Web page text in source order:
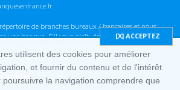
de branches bureaux / bancaires et nous
une banque. S'il vous plaît vérifier ces informations
nous ne sommes pas responsables des erreurs
informations que nous fournissons.
utilisent des cookies pour améliorer
et fournir du contenu et de l'intérêt
poursuivre la navigation comprendre que